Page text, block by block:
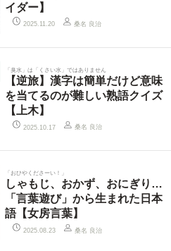
イダー】
2025.11.20 桑名 良治
「臭水」は「くさい水」ではありません
【逆旅】漢字は簡単だけど意味
を当てるのが難しい熟語クイズ
【上木】
2025.10.17 桑名 良治
「おひやくださーい！」
しゃもじ、おかず、おにぎり…
「言葉遊び」から生まれた日本
語【女房言葉】
2025.08.23 桑名 良治